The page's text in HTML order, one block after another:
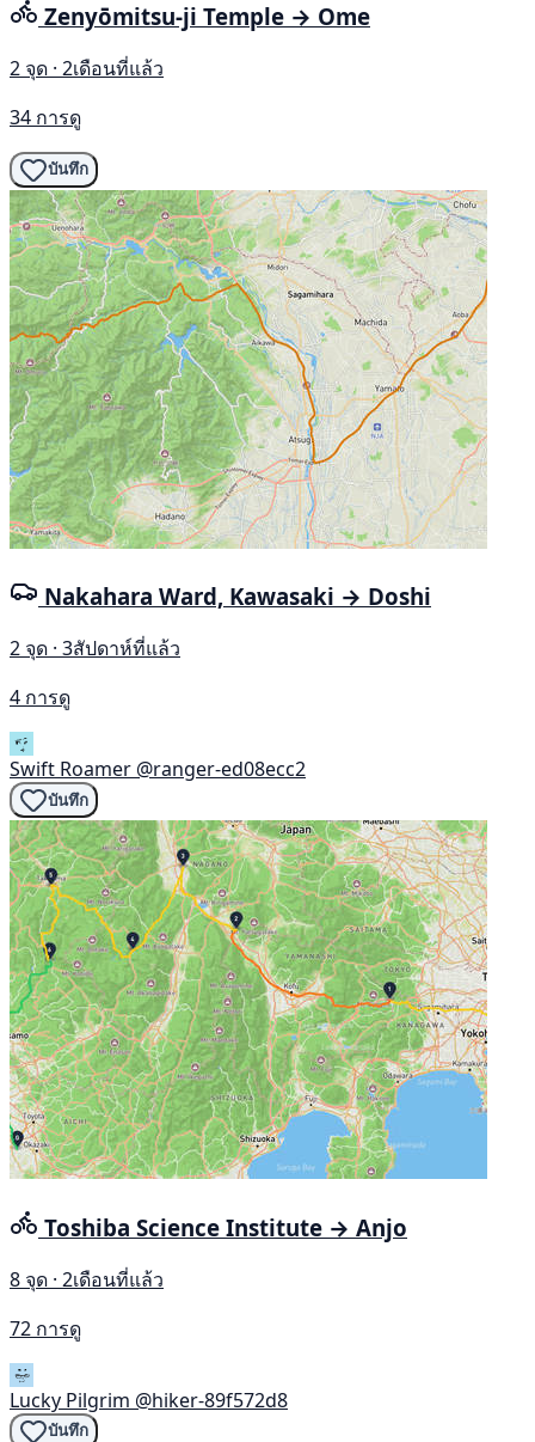
Zenyōmitsu-ji Temple → Ome
2 จุด · 2เดือนที่แล้ว
34 การดู
บันทึก
Nakahara Ward, Kawasaki → Doshi
2 จุด · 3สัปดาห์ที่แล้ว
4 การดู
Swift Roamer @ranger-ed08ecc2
บันทึก
Toshiba Science Institute → Anjo
8 จุด · 2เดือนที่แล้ว
72 การดู
Lucky Pilgrim @hiker-89f572d8
บันทึก